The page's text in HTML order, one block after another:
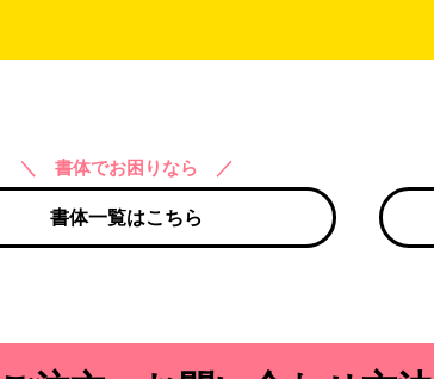
＼ 書体でお困りなら ／
書体一覧はこちら